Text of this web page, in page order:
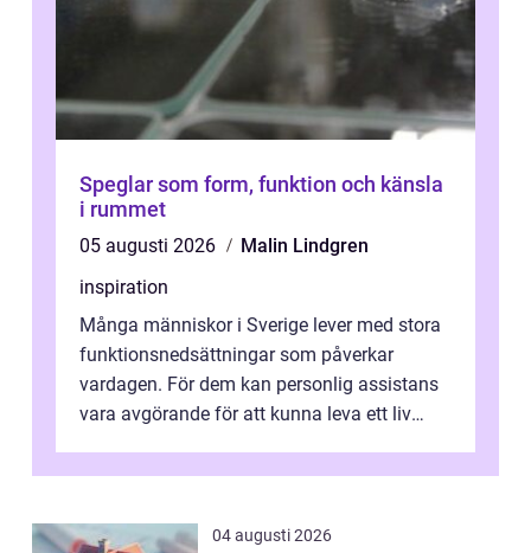
Speglar som form, funktion och känsla
i rummet
05 augusti 2026
Malin Lindgren
inspiration
Många människor i Sverige lever med stora
funktionsnedsättningar som påverkar
vardagen. För dem kan personlig assistans
vara avgörande för att kunna leva ett liv
04 augusti 2026